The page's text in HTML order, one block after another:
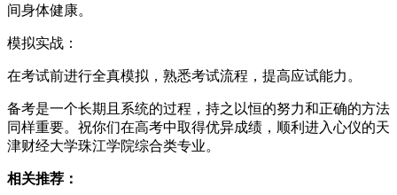
间身体健康。
模拟实战：
在考试前进行全真模拟，熟悉考试流程，提高应试能力。
备考是一个长期且系统的过程，持之以恒的努力和正确的方法
同样重要。祝你们在高考中取得优异成绩，顺利进入心仪的天
津财经大学珠江学院综合类专业。
相关推荐：